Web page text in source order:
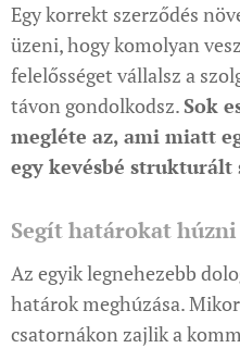
Egy korrekt szerződés
üzeni, hogy komolyan
felelősséget vállalsz a
távon gondolkodsz.Sok
megléte az, ami miatt
egy kevésbé strukturált
Segít határokat húzni
Az egyik legnehezebb
határok meghúzása.
csatornákon zajlik a